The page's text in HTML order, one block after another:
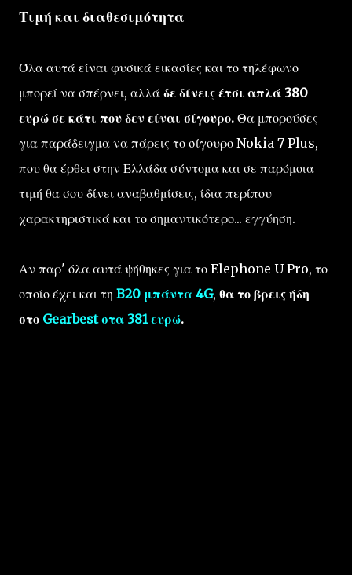
Τιμή και διαθεσιμότητα
Όλα αυτά είναι φυσικά εικασίες και το τηλέφωνο
μπορεί να σπέρνει, αλλά δε δίνεις έτσι απλά 380
ευρώ σε κάτι που δεν είναι σίγουρο. Θα μπορούσες
για παράδειγμα να πάρεις το σίγουρο Nokia 7 Plus,
που θα έρθει στην Ελλάδα σύντομα και σε παρόμοια
τιμή θα σου δίνει αναβαθμίσεις, ίδια περίπου
χαρακτηριστικά και το σημαντικότερο... εγγύηση.
Αν παρ' όλα αυτά ψήθηκες για το Elephone U Pro, το
οποίο έχει και τη B20 μπάντα 4G, θα το βρεις ήδη
στο Gearbest στα 381 ευρώ.